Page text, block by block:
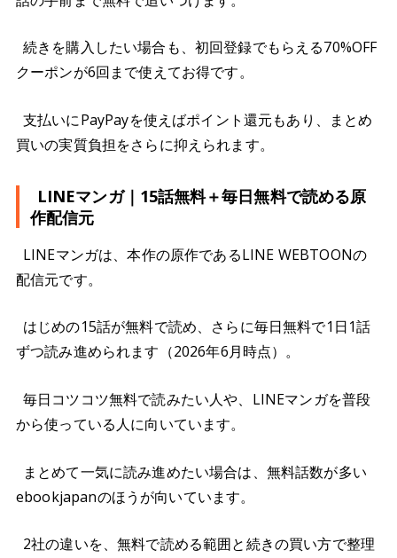
続きを購入したい場合も、初回登録でもらえる70%OFF
クーポンが6回まで使えてお得です。
支払いにPayPayを使えばポイント還元もあり、まとめ
買いの実質負担をさらに抑えられます。
LINEマンガ｜15話無料＋毎日無料で読める原
作配信元
LINEマンガは、本作の原作であるLINE WEBTOONの
配信元です。
はじめの15話が無料で読め、さらに毎日無料で1日1話
ずつ読み進められます（2026年6月時点）。
毎日コツコツ無料で読みたい人や、LINEマンガを普段
から使っている人に向いています。
まとめて一気に読み進めたい場合は、無料話数が多い
ebookjapanのほうが向いています。
2社の違いを、無料で読める範囲と続きの買い方で整理